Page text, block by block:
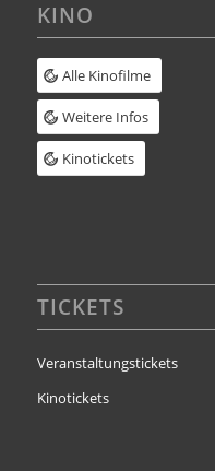
KINO
Alle Kinofilme
Weitere Infos
Kinotickets
TICKETS
Veranstaltungstickets
Kinotickets